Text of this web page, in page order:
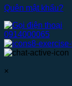
Quên mật khẩu?
0914000065
×